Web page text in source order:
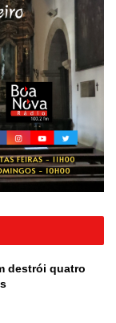
destrói quatro